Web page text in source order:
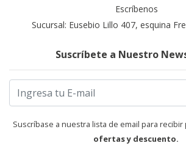
Escríbenos
Sucursal: Eusebio Lillo 407, esquina
Suscríbete a Nuestro
Suscríbase a nuestra lista de email para recibir
ofertas y descuento.